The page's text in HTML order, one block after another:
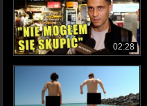
02:28